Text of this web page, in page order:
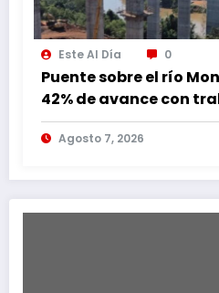
Este Al Día 0
Puente sobre el río
42% de avance con
continuos
Agosto 7, 2026